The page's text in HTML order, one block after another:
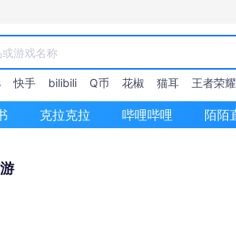
快手 bilibili Q币 花椒 猫耳 王者荣耀
克拉克拉 哔哩哔哩 陌陌